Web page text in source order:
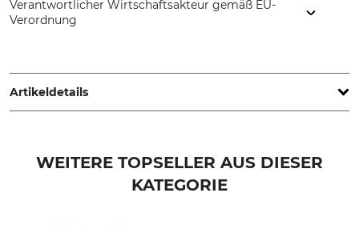
Verantwortlicher Wirtschaftsakteur gemäß EU-
Verordnung
www.grube.de
Artikeldetails
Herstellung
WEITERE TOPSELLER AUS DIESER
KATEGORIE